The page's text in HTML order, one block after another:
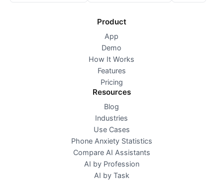
Product
App
Demo
How It Works
Features
Pricing
Resources
Blog
Industries
Use Cases
Phone Anxiety Statistics
Compare AI Assistants
AI by Profession
AI by Task